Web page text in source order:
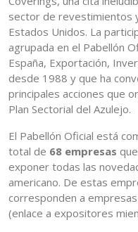
sector de revestimientos
Estados Unidos. La
agrupada en el Pabellón
España, Exportación,
desde 1988 y que ha
principales acciones que
Plan Sectorial del Azulejo.
El Pabellón Oficial está
total de 68 empresas
exponer todas las
americano. De estas
corresponden a
(enlace a expositores